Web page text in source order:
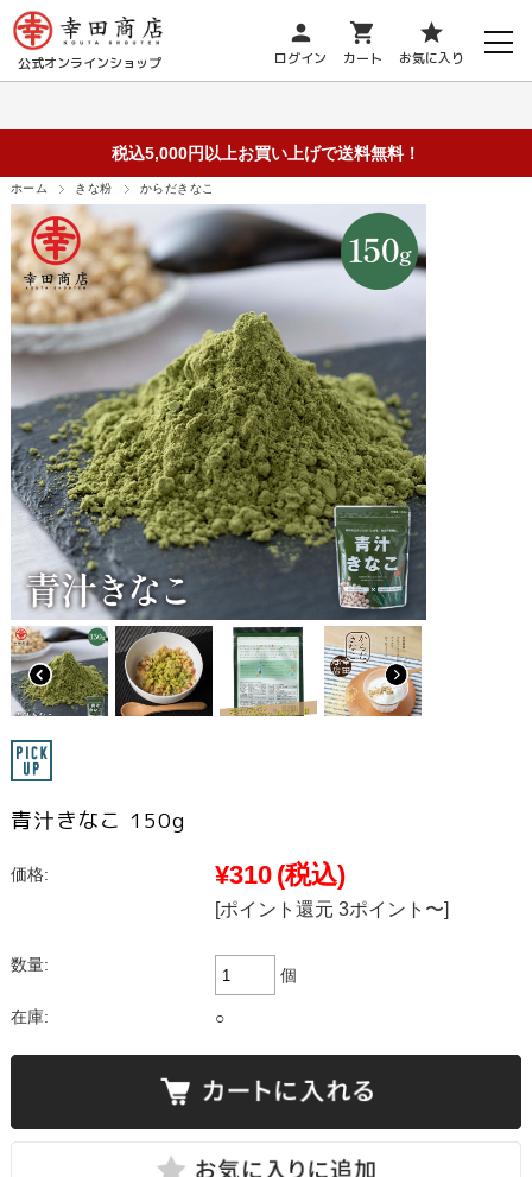
公式オンラインショップ
person
ログイン
shopping_cart
カート
star
お気に入り
税込5,000円以上お買い上げで送料無料！
ホーム きな粉 からだきなこ
青汁きなこ 150g
価格: ¥310 (税込)
[ポイント還元 3ポイント〜]
数量:
個
在庫: ○